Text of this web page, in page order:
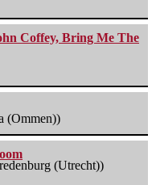
Coffey, Bring Me The
(Ommen))
(Utrecht))